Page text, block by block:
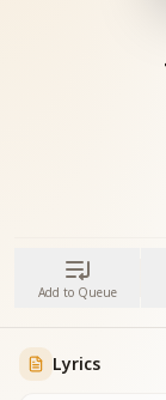
Add to Queue
Lyrics